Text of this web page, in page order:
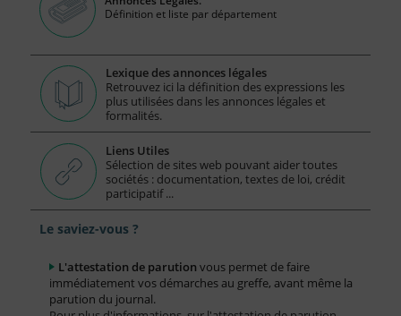
Définition et liste par département
Lexique des annonces légales
Retrouvez ici la définition des expressions les
plus utilisées dans les annonces légales et
formalités.
Liens Utiles
Sélection de sites web pouvant aider toutes
sociétés : documentation, textes de loi, crédit
participatif ...
Le saviez-vous ?
L'attestation de parution vous permet de faire
immédiatement vos démarches au greffe, avant même la
parution du journal.